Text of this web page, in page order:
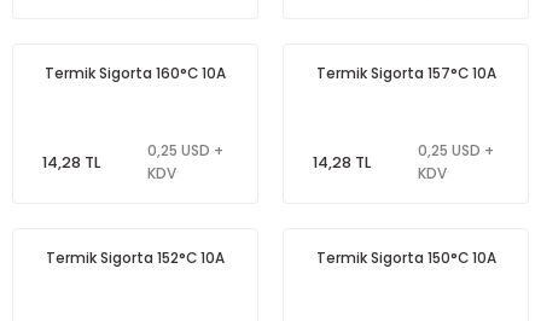
Termik Sigorta 160°C 10A
14,28 TL
0,25 USD +
KDV
Termik Sigorta 157°C 10A
14,28 TL
0,25 USD +
KDV
Termik Sigorta 152°C 10A Termik Sigorta 150°C 10A